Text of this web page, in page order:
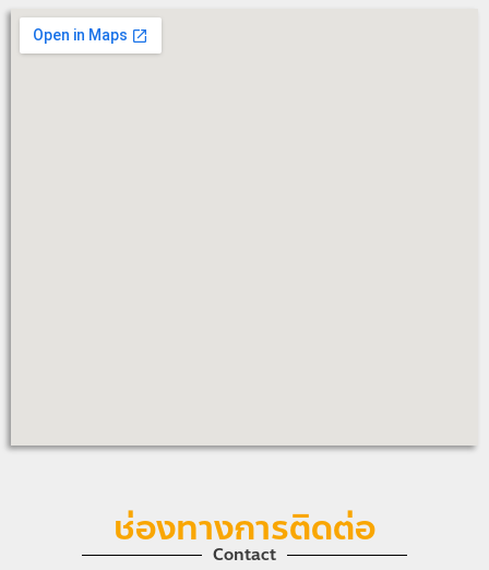
ช่องทางการติดต่อ
Contact